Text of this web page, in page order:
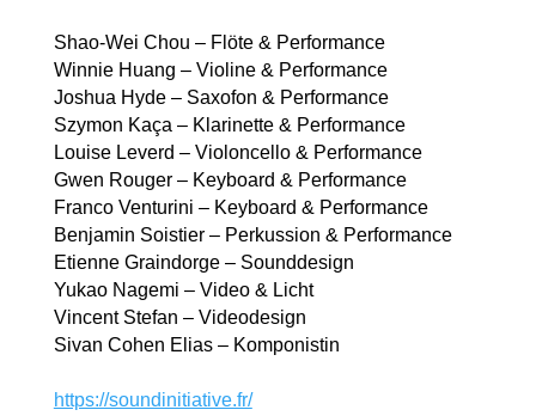
Shao-Wei Chou – Flöte & Performance
Winnie Huang – Violine & Performance
Joshua Hyde – Saxofon & Performance
Szymon Kaça – Klarinette & Performance
Louise Leverd – Violoncello & Performance
Gwen Rouger – Keyboard & Performance
Franco Venturini – Keyboard & Performance
Benjamin Soistier – Perkussion & Performance
Etienne Graindorge – Sounddesign
Yukao Nagemi – Video & Licht
Vincent Stefan – Videodesign
Sivan Cohen Elias – Komponistin
https://soundinitiative.fr/